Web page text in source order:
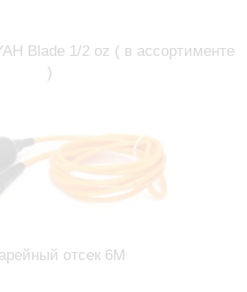
Blade 1/2 oz ( в ассортименте
)
отсек 6М